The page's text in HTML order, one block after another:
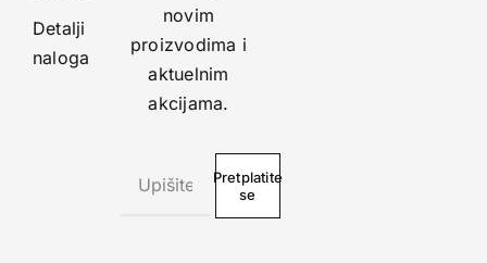
Detalji
naloga
novim
proizvodima i
aktuelnim
akcijama.
Pretplatite
se